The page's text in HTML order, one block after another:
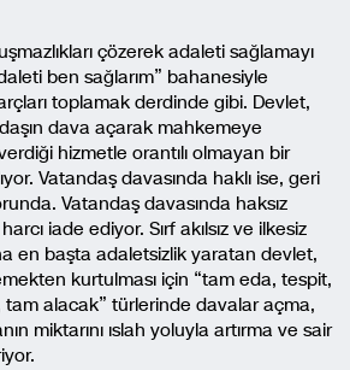
çözerek adaleti sağlamayı
ben sağlarım” bahanesiyle
toplamak derdinde gibi. Devlet,
dava açarak mahkemeye
hizmetle orantılı olmayan bir
Vatandaş davasında haklı ise, geri
Vatandaş davasında haksız
iade ediyor. Sırf akılsız ve ilkesiz
en başta adaletsizlik yaratan devlet,
kurtulması için “tam eda, tespit,
tam alacak” türlerinde davalar açma,
miktarını ıslah yoluyla artırma ve sair